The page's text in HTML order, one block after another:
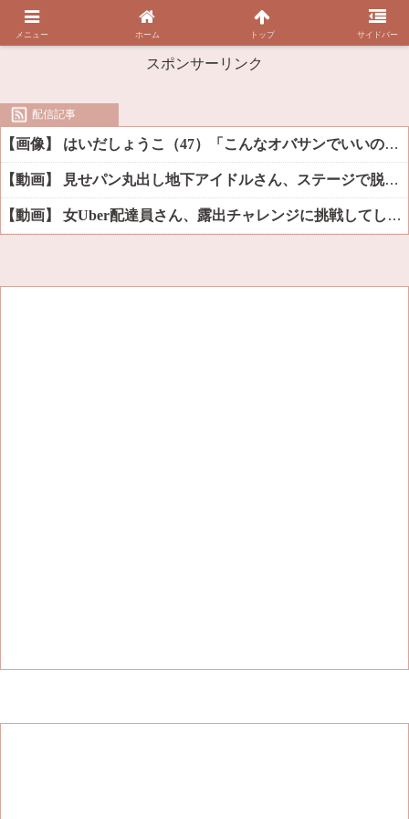
スポンサーリンク
配信記事
【画像】 はいだしょうこ（47）「こんなオバサンでいいの…？」
【動画】 見せパン丸出し地下アイドルさん、ステージで脱いでしまう
【動画】 女Uber配達員さん、露出チャレンジに挑戦してしまうｗｗｗｗ
メニュー ホーム トップ サイドバー